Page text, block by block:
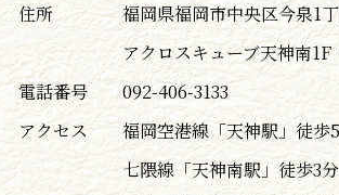
住所
福岡県福岡市中央区今泉1
アクロスキューブ天神南1F
電話番号
092-406-3133
アクセス
福岡空港線「天神駅」徒歩
七隈線「天神南駅」徒歩3分